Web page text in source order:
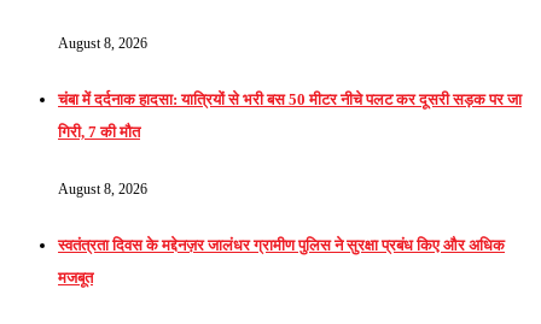
August 8, 2026
चंबा में दर्दनाक हादसा: यात्रियों से भरी बस 50 मीटर नीचे पलट कर दूसरी सड़क पर जा
गिरी, 7 की मौत
August 8, 2026
स्वतंत्रता दिवस के मद्देनज़र जालंधर ग्रामीण पुलिस ने सुरक्षा प्रबंध किए और अधिक
मजबूत